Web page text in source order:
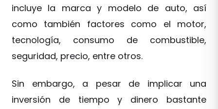
incluye la marca y modelo de auto, así
como también factores como el motor,
tecnología, consumo de combustible,
seguridad, precio, entre otros.
Sin embargo, a pesar de implicar una
inversión de tiempo y dinero bastante